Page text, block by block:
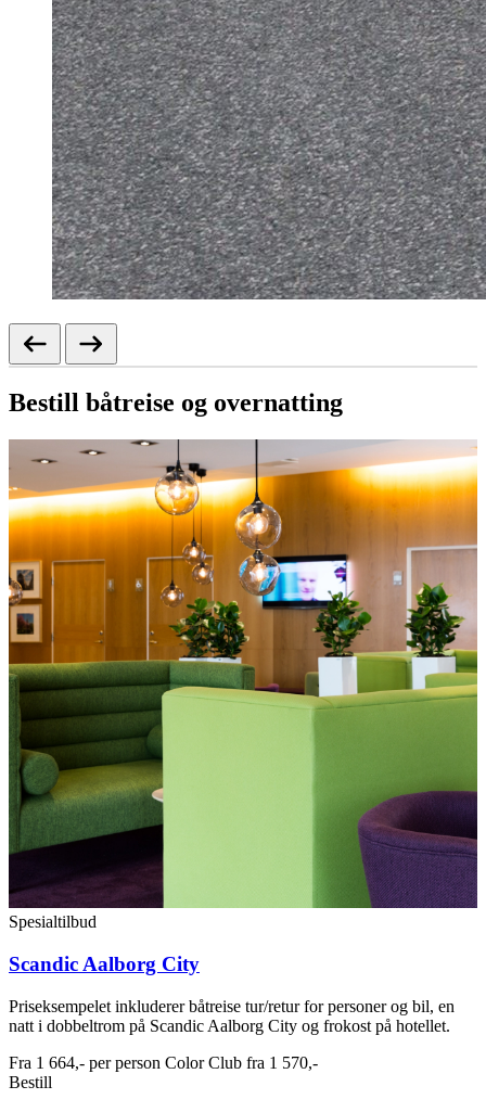
Bestill båtreise og overnatting
Spesialtilbud
Scandic Aalborg City
Priseksempelet inkluderer båtreise tur/retur for personer og bil, en
natt i dobbeltrom på Scandic Aalborg City og frokost på hotellet.
Fra 1 664,- per person Color Club fra 1 570,-
Bestill